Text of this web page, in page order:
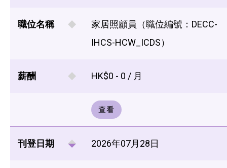
職位名稱
家居照顧員（職位編號：DECC-
IHCS-HCW_ICDS）
薪酬 HK$0 - 0 / 月
查看
刊登日期 2026年07月28日